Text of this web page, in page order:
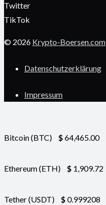
Twitter
TikTok
© 2026 Krypto-Boersen.com
Datenschutzerklärung
Impressum
Bitcoin (BTC) $ 64,465.00
Ethereum (ETH) $ 1,909.72
Tether (USDT) $ 0.999208